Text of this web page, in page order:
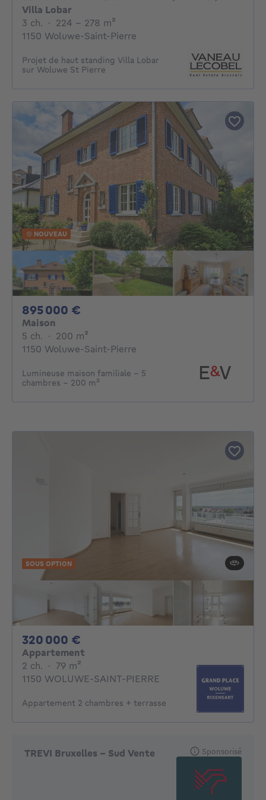
Villa Lobar
3 ch. 3 chambres
· 224 - 278 m²
1150 Woluwe-Saint-Pierre
Projet de haut standing Villa Lobar
sur Woluwe St Pierre
NOUVEAU
895 000 €
Maison
5 ch. 5 chambres
· 200 m²
1150 Woluwe-Saint-Pierre
Lumineuse maison familiale - 5
chambres - 200 m²
SOUS OPTION
320 000 €
Appartement
2 ch. 2 chambres
· 79 m²
1150 WOLUWE-SAINT-PIERRE
Appartement 2 chambres + terrasse
TREVI Bruxelles - Sud Vente Sponsorisé